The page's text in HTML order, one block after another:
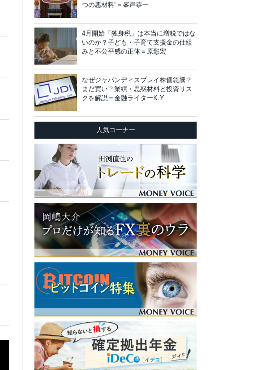
つの悪材料”＝峯岸恭一
4月開始「独身税」は本当に増税ではな
いのか？子ども・子育て支援金の仕組
みと不公平感の正体＝原彰宏
なぜジャパンディスプレイ株価急騰？
まだ買い？業績・思惑材料と投資リス
クを解説＝金融ライターK.Y
人気コーナー